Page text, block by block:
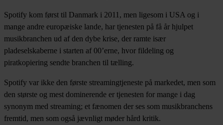
Spotify kom først til Danmark i 2011, men ligesom i USA og i
mange andre europæiske lande, har tjenesten på få år hjulpet
musikbranchen ud af den dybe krise, der ramte især
pladeselskaberne i starten af 00’erne, hvor fildeling og
piratkopiering sendte branchen til tælling.
Spotify var ikke den første streamingtjeneste på markedet, men som
den største og mest dominerende er tjenesten for mange i dag
synonym med streaming; et fænomen der ses som musikbranchens
fremtid, men som også jævnligt møder hård kritik.